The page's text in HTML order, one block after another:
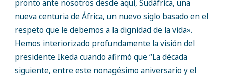
pronto ante nosotros desde aquí, Sudáfrica, una
nueva centuria de África, un nuevo siglo basado en el
respeto que le debemos a la dignidad de la vida».
Hemos interiorizado profundamente la visión del
presidente Ikeda cuando afirmó que “La década
siguiente, entre este nonagésimo aniversario y el